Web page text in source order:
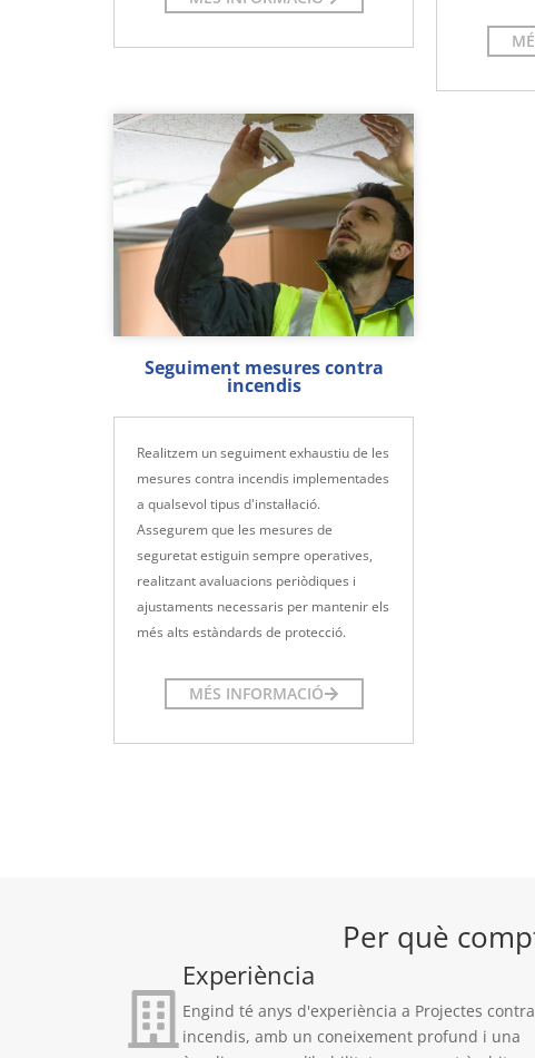
Seguiment mesures contra
incendis
Realitzem un seguiment exhaustiu de les
mesures contra incendis implementades
a qualsevol tipus d'instal·lació.
Assegurem que les mesures de
seguretat estiguin sempre operatives,
realitzant avaluacions periòdiques i
ajustaments necessaris per mantenir els
més alts estàndards de protecció.
MÉS INFORMACIÓ
Per què
Experiència
Engind té anys d'experiència a Projectes contra
incendis, amb un coneixement profund i una